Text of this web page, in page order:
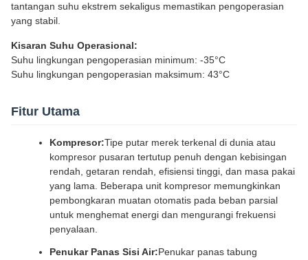
tantangan suhu ekstrem sekaligus memastikan pengoperasian
yang stabil.
Kisaran Suhu Operasional:
Suhu lingkungan pengoperasian minimum: -35°C
Suhu lingkungan pengoperasian maksimum: 43°C
Fitur Utama
Kompresor:Tipe putar merek terkenal di dunia atau
kompresor pusaran tertutup penuh dengan kebisingan
rendah, getaran rendah, efisiensi tinggi, dan masa pakai
yang lama. Beberapa unit kompresor memungkinkan
pembongkaran muatan otomatis pada beban parsial
untuk menghemat energi dan mengurangi frekuensi
penyalaan.
Penukar Panas Sisi Air:Penukar panas tabung